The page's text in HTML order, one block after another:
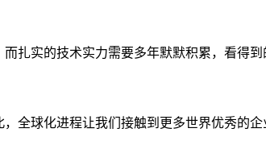
扎实的技术实力需要多年默默积累，看得到
全球化进程让我们接触到更多世界优秀的企